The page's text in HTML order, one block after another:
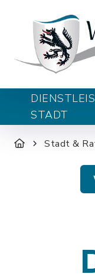
STADT
Stadt &